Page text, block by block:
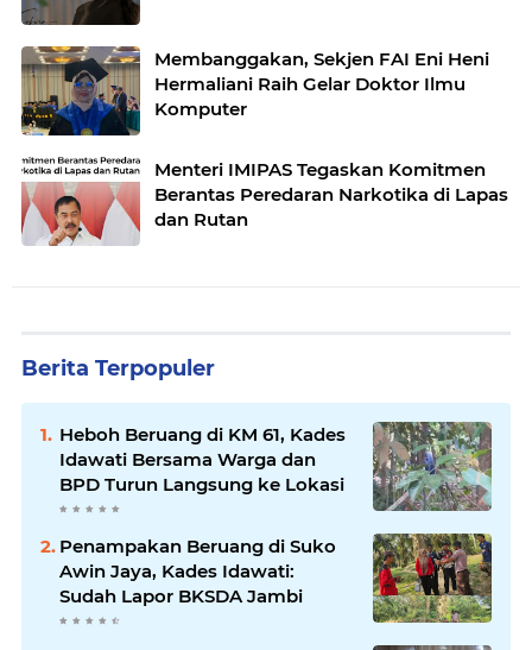
Membanggakan, Sekjen FAI Eni Heni
Hermaliani Raih Gelar Doktor Ilmu
Komputer
Menteri IMIPAS Tegaskan Komitmen
Berantas Peredaran Narkotika di Lapas
dan Rutan
Berita Terpopuler
Heboh Beruang di KM 61, Kades
Idawati Bersama Warga dan
BPD Turun Langsung ke Lokasi
Penampakan Beruang di Suko
Awin Jaya, Kades Idawati:
Sudah Lapor BKSDA Jambi